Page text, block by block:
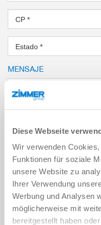
Diese Webseite
Wir verwenden
Funktionen für soziale
unsere Website zu
Ihrer Verwendung
Werbung und Analysen
möglicherweise mit
bereitgestellt haben
CP *
Estado *
MENSAJE
Mensaje
He leído y acepto la
ENVIAR